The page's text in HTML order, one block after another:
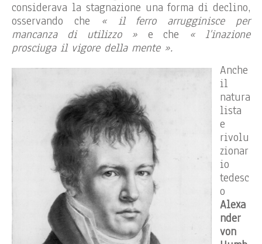
considerava la stagnazione una forma di declino,
osservando che « il ferro arrugginisce per
mancanza di utilizzo » e che « l’inazione
prosciuga il vigore della mente ».
Anche
il
natura
lista
e
rivolu
zionar
io
tedesc
o
Alexa
nder
von